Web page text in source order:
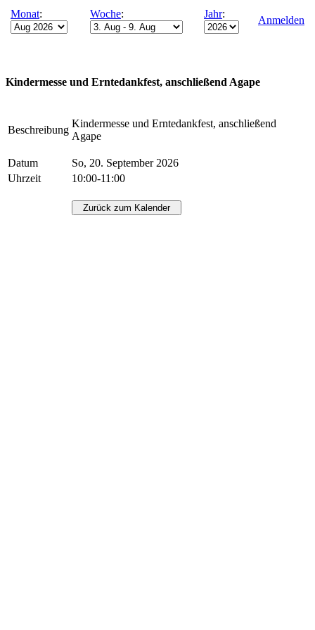
Monat: Woche: Jahr:
Anmelden
Kindermesse und Erntedankfest, anschließend Agape
Beschreibung
Kindermesse und Erntedankfest, anschließend
Agape
Datum
So, 20. September 2026
Uhrzeit
10:00-11:00